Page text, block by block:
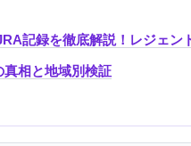
記録を徹底解説！レジェン
真相と地域別検証